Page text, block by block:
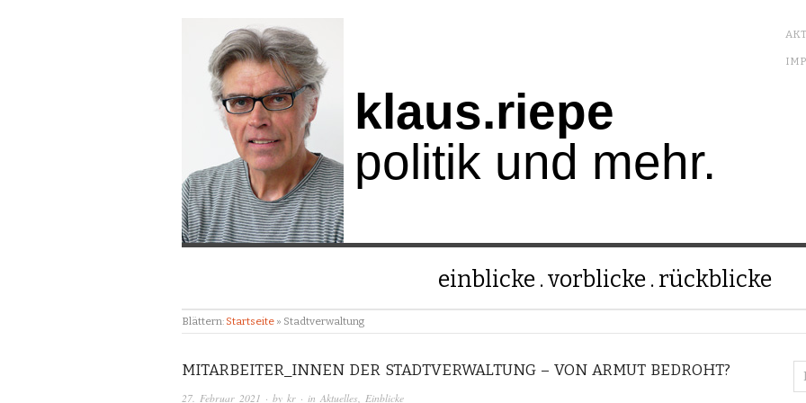
klaus.riepe
politik und mehr.
einblicke vorblicke rückblicke
Blättern: Startseite » Stadtverwaltung
MITARBEITER_INNEN DER STADTVERWALTUNG – VON ARMUT BEDROHT?
27. Februar 2021 · by kr · in Aktuelles, Einblicke